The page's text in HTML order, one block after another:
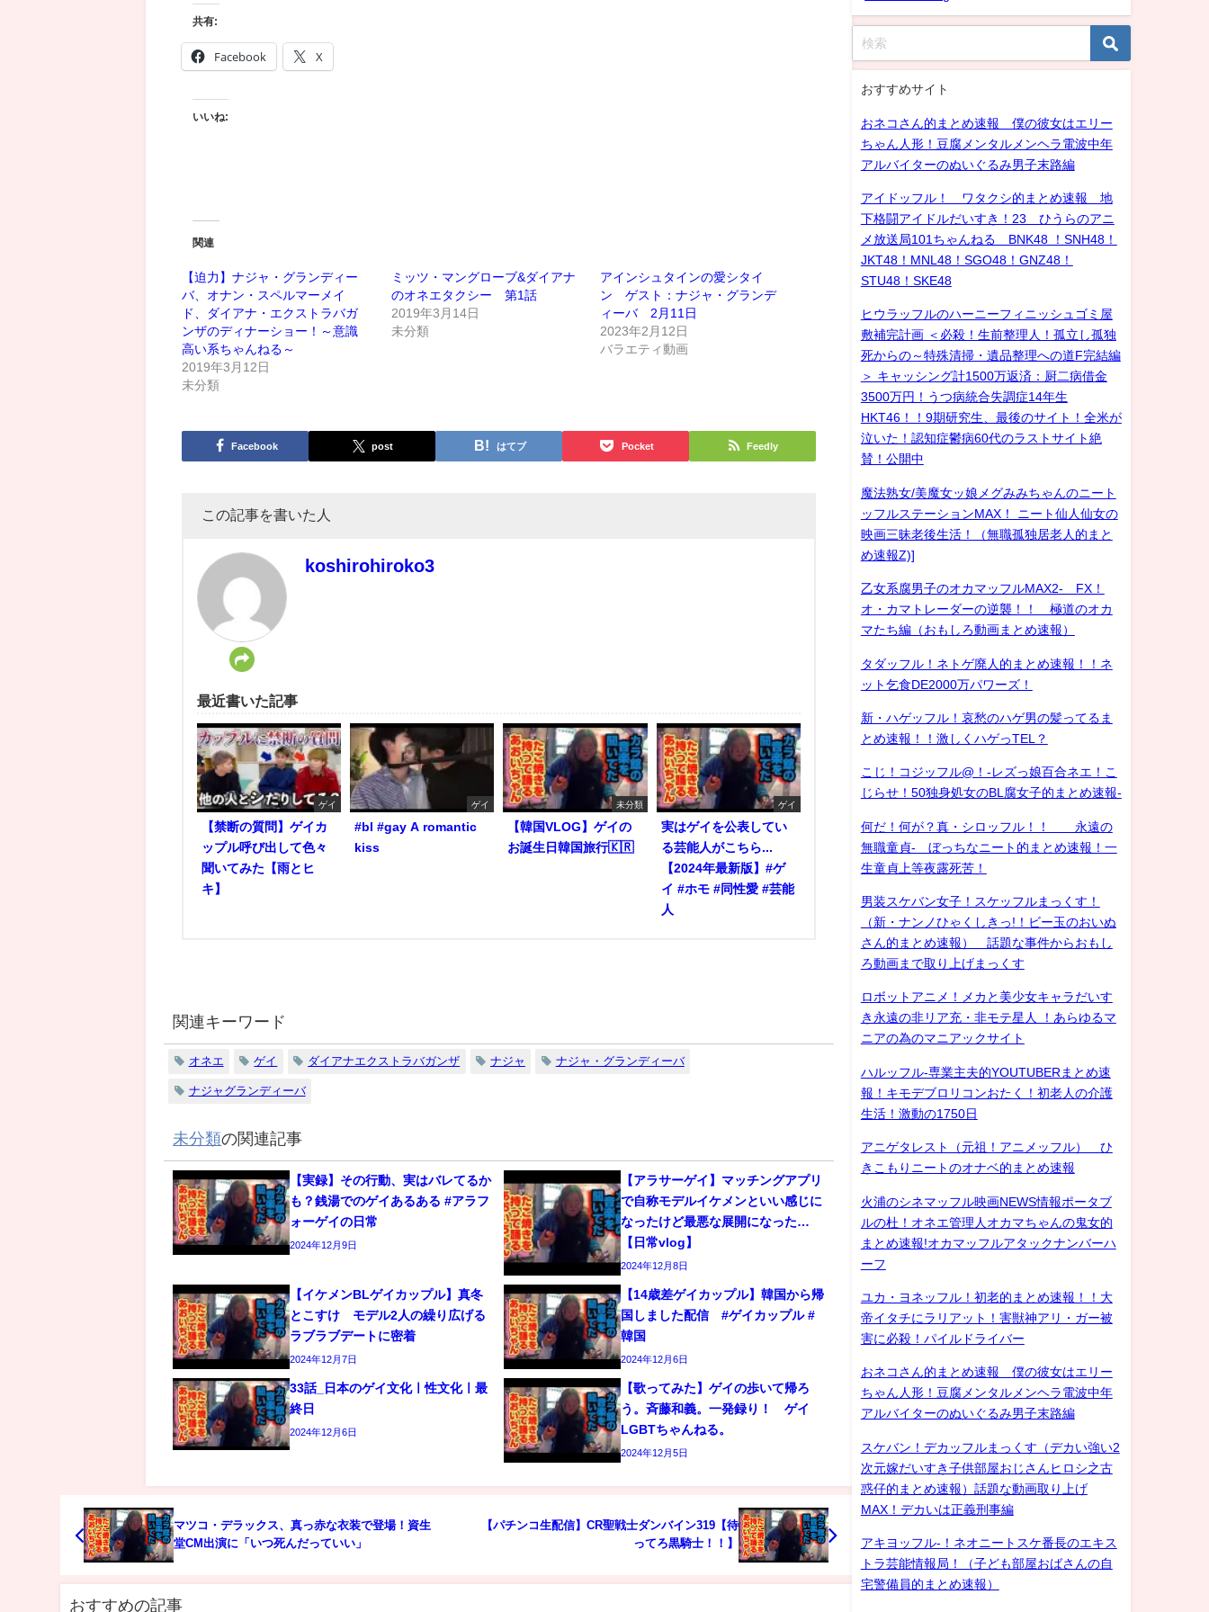
共有:
Facebook X
いいね:
関連
【迫力】ナジャ・グランディー
バ、オナン・スペルマーメイ
ド、ダイアナ・エクストラバガ
ンザのディナーショー！～意識
高い系ちゃんねる～
2019年3月12日
未分類
ミッツ・マングローブ&ダイアナ
のオネエタクシー 第1話
2019年3月14日
未分類
アインシュタインの愛シタイ
ン ゲスト：ナジャ・グランデ
ィーバ 2月11日
2023年2月12日
バラエティ動画
Facebook post はてブ Pocket Feedly
この記事を書いた人
koshirohiroko3
最近書いた記事
ゲイ
【禁断の質問】ゲイカ
ップル呼び出して色々
聞いてみた【雨とヒ
キ】
ゲイ
#bl #gay A romantic
kiss
未分類
【韓国VLOG】ゲイの
お誕生日韓国旅行🇰🇷
ゲイ
実はゲイを公表してい
る芸能人がこちら...
【2024年最新版】#ゲ
イ #ホモ #同性愛 #芸能
人
関連キーワード
オネエ ゲイ ダイアナエクストラバガンザ ナジャ ナジャ・グランディーバ
ナジャグランディーバ
未分類の関連記事
【実録】その行動、実はバレてるか
も？銭湯でのゲイあるある #アラフ
ォーゲイの日常
2024年12月9日
【アラサーゲイ】マッチングアプリ
で自称モデルイケメンといい感じに
なったけど最悪な展開になった…
【日常vlog】
2024年12月8日
【イケメンBLゲイカップル】真冬
とこすけ モデル2人の繰り広げる
ラブラブデートに密着
2024年12月7日
【14歳差ゲイカップル】韓国から帰
国しました配信 #ゲイカップル #
韓国
2024年12月6日
33話_日本のゲイ文化ㅣ性文化ㅣ最
終日
2024年12月6日
【歌ってみた】ゲイの歩いて帰ろ
う。斉藤和義。一発録り！ ゲイ
LGBTちゃんねる。
2024年12月5日
マツコ・デラックス、真っ赤な衣装で登場！資生
堂CM出演に「いつ死んだっていい」
【パチンコ生配信】CR聖戦士ダンバイン319【待
ってろ黒騎士！！】
おすすめの記事
おすすめサイト
おネコさん的まとめ速報 僕の彼女はエリー
ちゃん人形！豆腐メンタルメンヘラ電波中年
アルバイターのぬいぐるみ男子末路編
アイドッフル！ ワタクシ的まとめ速報 地
下格闘アイドルだいすき！23 ひうらのアニ
メ放送局101ちゃんねる BNK48 ！SNH48！
JKT48！MNL48！SGO48！GNZ48！
STU48！SKE48
ヒウラッフルのハーニーフィニッシュゴミ屋
敷補完計画 ＜必殺！生前整理人！孤立し孤独
死からの～特殊清掃・遺品整理への道F完結編
＞ キャッシング計1500万返済：厨二病借金
3500万円！うつ病統合失調症14年生
HKT46！！9期研究生、最後のサイト！全米が
泣いた！認知症鬱病60代のラストサイト絶
賛！公開中
魔法熟女/美魔女ッ娘メグみみちゃんのニート
ッフルステーションMAX！ ニート仙人仙女の
映画三昧老後生活！（無職孤独居老人的まと
め速報Z)]
乙女系腐男子のオカマッフルMAX2- FX！
オ・カマトレーダーの逆襲！！ 極道のオカ
マたち編（おもしろ動画まとめ速報）
タダッフル！ネトゲ廃人的まとめ速報！！ネ
ット乞食DE2000万パワーズ！
新・ハゲッフル！哀愁のハゲ男の髪ってるま
とめ速報！！激しくハゲっTEL？
こじ！コジッフル@！-レズっ娘百合ネエ！こ
じらせ！50独身処女のBL腐女子的まとめ速報-
何だ！何が？真・シロッフル！！ 永遠の
無職童貞- ぼっちなニート的まとめ速報！一
生童貞上等夜露死苦！
男装スケバン女子！スケッフルまっくす！
（新・ナンノひゃくしきっ!！ビー玉のおいぬ
さん的まとめ速報） 話題な事件からおもし
ろ動画まで取り上げまっくす
ロボットアニメ！メカと美少女キャラだいす
き永遠の非リア充・非モテ星人 ！あらゆるマ
ニアの為のマニアックサイト
ハルッフル-専業主夫的YOUTUBERまとめ速
報！キモデブロリコンおたく！初老人の介護
生活！激動の1750日
アニゲタレスト（元祖！アニメッフル） ひ
きこもりニートのオナベ的まとめ速報
火浦のシネマッフル映画NEWS情報ポータブ
ルの杜！オネエ管理人オカマちゃんの鬼女的
まとめ速報!オカマッフルアタックナンバーハ
ーフ
ユカ・ヨネッフル！初老的まとめ速報！！大
帝イタチにラリアット！害獣神アリ・ガー被
害に必殺！パイルドライバー
おネコさん的まとめ速報 僕の彼女はエリー
ちゃん人形！豆腐メンタルメンヘラ電波中年
アルバイターのぬいぐるみ男子末路編
スケバン！デカッフルまっくす（デカい強い2
次元嫁だいすき子供部屋おじさんヒロシ之古
惑仔的まとめ速報）話題な動画取り上げ
MAX！デカいは正義刑事編
アキヨッフル-！ネオニートスケ番長のエキス
トラ芸能情報局！（子ども部屋おばさんの自
宅警備員的まとめ速報）